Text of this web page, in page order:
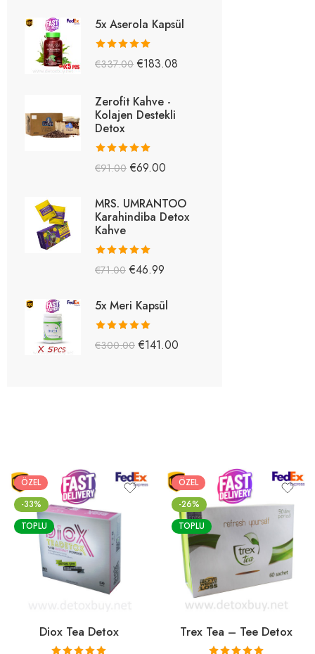
5x Aserola Kapsül
5 üzerinden
€337.00 €183.08
Zerofit Kahve -
Kolajen Destekli
Detox
5 üzerinden
€91.00 €69.00
MRS. UMRANTOO
Karahindiba Detox
Kahve
5 üzerinden
€71.00 €46.99
5x Meri Kapsül
5 üzerinden
€300.00 €141.00
ÖZEL
-33%
TOPLU
Diox Tea Detox
ÖZEL
-26%
TOPLU
Trex Tea – Tee Detox